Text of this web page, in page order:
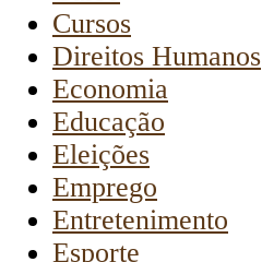
Cursos
Direitos Humanos
Economia
Educação
Eleições
Emprego
Entretenimento
Esporte